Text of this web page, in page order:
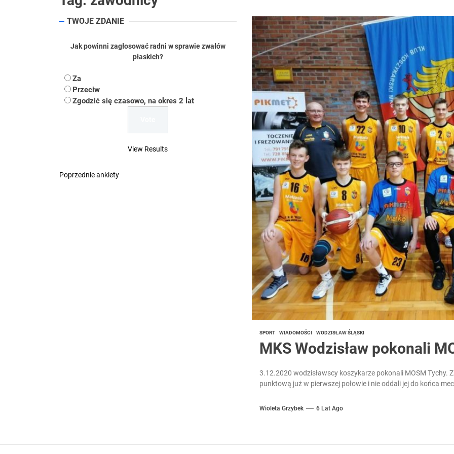
Uwaga Dębieńsko – woda nieprzydatna do spożycia!!!
Ilu mieszkańców ma Rybnik?
Dość komentowania kolejnych afer w ochronie zdrowia — czas zacząć mówić o
SPORT WIADOMOŚCI WODZISŁAW ŚLĄSKI
MKS Wodzisław pokonali
3.12.2020 wodzisławscy koszykarze pokonali MOSM
punktową już w pierwszej połowie i nie oddali jej do końca
Wioleta Grzybek 6 Lat Ago
TWOJE ZDANIE
Jak powinni zagłosować radni w sprawie zwałów
płaskich?
Za
Przeciw
Zgodzić się czasowo, na okres 2 lat
View Results
Poprzednie ankiety